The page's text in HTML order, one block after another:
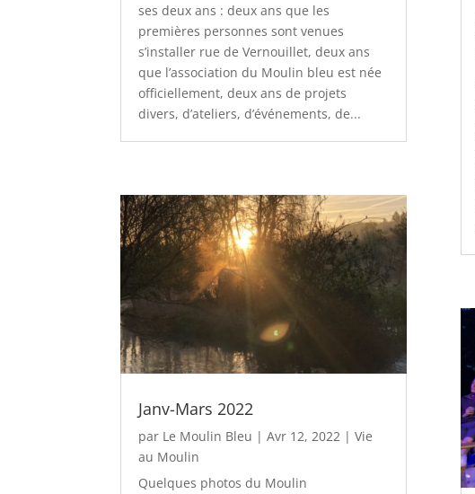
ses deux ans : deux ans que les
premières personnes sont venues
s’installer rue de Vernouillet, deux ans
que l’association du Moulin bleu est née
officiellement, deux ans de projets
divers, d’ateliers, d’événements, de...
Janv-Mars 2022
par Le Moulin Bleu |Avr 12, 2022 |Vie
au Moulin
Quelques photos du Moulin